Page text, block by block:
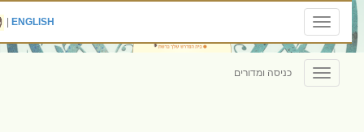
Toggle
navigation
ENGLISH
|
Toggle
navigation
כניסה ומדורים